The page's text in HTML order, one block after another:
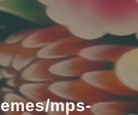
mps-